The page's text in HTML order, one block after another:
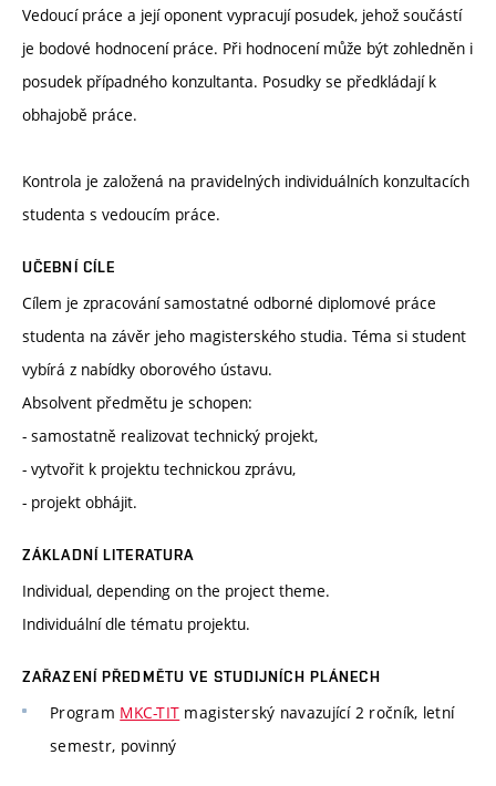
Vedoucí práce a její oponent vypracují posudek, jehož součástí
je bodové hodnocení práce. Při hodnocení může být zohledněn i
posudek případného konzultanta. Posudky se předkládají k
obhajobě práce.
Kontrola je založená na pravidelných individuálních konzultacích
studenta s vedoucím práce.
UČEBNÍ CÍLE
Cílem je zpracování samostatné odborné diplomové práce
studenta na závěr jeho magisterského studia. Téma si student
vybírá z nabídky oborového ústavu.
Absolvent předmětu je schopen:
- samostatně realizovat technický projekt,
- vytvořit k projektu technickou zprávu,
- projekt obhájit.
ZÁKLADNÍ LITERATURA
Individual, depending on the project theme.
Individuální dle tématu projektu.
ZAŘAZENÍ PŘEDMĚTU VE STUDIJNÍCH PLÁNECH
Program MKC-TIT magisterský navazující 2 ročník, letní
semestr, povinný